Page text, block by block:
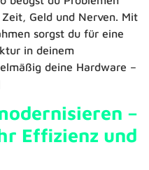
Geld und Nerven. Mit
sorgst du für eine
in deinem
deine Hardware –
–
Effizienz und